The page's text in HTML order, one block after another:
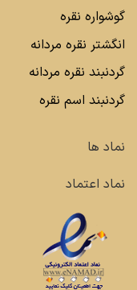
گوشواره نقره
انگشتر نقره مردانه
گردنبند نقره مردانه
گردنبند اسم نقره
نماد ها
نماد اعتماد